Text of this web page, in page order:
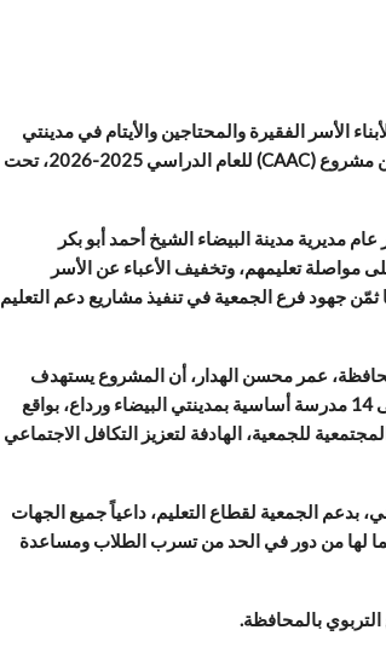
الأسر الفقيرة والمحتاجين والأيتام في مدينتي
البيضاء ورداع، والذي تنفذه جمعية الهلال الأحمر اليمني بالمحافظة ضمن مشروع (CAAC) للعام الدراسي 2025-2026، تحت
مدينة البيضاء الشيخ أحمد أبو بكر
مواصلة تعليمهم، وتخفيف الأعباء عن الأسر
جهود فرع الجمعية في تنفيذ مشاريع دعم التعليم
عمر محسن الهدار، أن المشروع يستهدف
1500 طالب وطالبة من الصفوف الأولى (1-2-3) الابتدائية، موزعين على 14 مدرسة أساسية بمدينتي البيضاء ورداع، بواقع
للجمعية، الهادفة لتعزيز التكافل الاجتماعي
بدعم الجمعية لقطاع التعليم، داعياً جميع الجهات
لها من دور في الحد من تسرب الطلاب ومساعدة
بالمحافظة.